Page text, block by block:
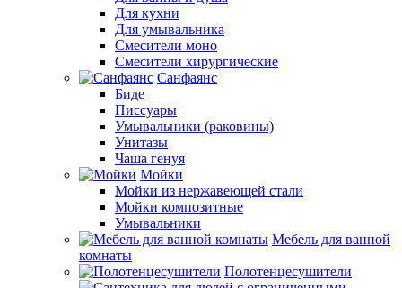
Для кухни
Для умывальника
Смесители моно
Смесители хирургические
Санфаянс
Биде
Писсуары
Умывальники (раковины)
Унитазы
Чаша генуя
Мойки
Мойки из нержавеющей стали
Мойки композитные
Умывальники
Мебель для ванной
комнаты
Полотенцесушители